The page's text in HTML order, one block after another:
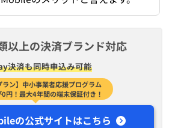
以上の決済ブランド対応
決済も同時申込み可能
ラン】中小事業者応援プログラム
円！最大4年間の端末保証付き！
の公式サイトはこちら